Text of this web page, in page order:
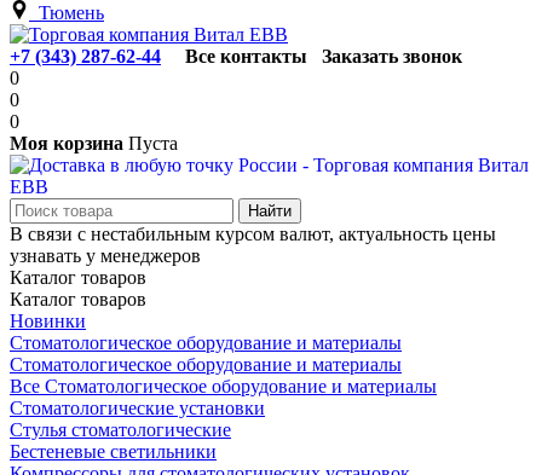
Тюмень
+7 (343) 287-62-44 Все контакты
Заказать звонок
0
0
0
Моя корзина Пуста
В связи с нестабильным курсом валют, актуальность цены
узнавать у менеджеров
Каталог товаров
Каталог товаров
Новинки
Стоматологическое оборудование и материалы
Стоматологическое оборудование и материалы
Все Стоматологическое оборудование и материалы
Стоматологические установки
Стулья стоматологические
Бестеневые светильники